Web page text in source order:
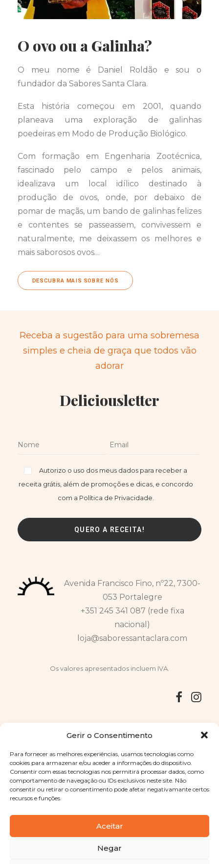
Gerir o Consentimento
Para fornecer as melhores experiências, usamos tecnologias como
cookies para armazenar e/ou aceder a informações do dispositivo.
Consentir com essas tecnologias nos permitirá processar dados, como
comportamento de navegação ou IDs exclusivos neste site. Não
consentir ou retirar o consentimento pode afetar negativamante certos
recursos e funções.
Aceitar
Negar
O ovo ou a Galinha?
O meu nome é Daniel Roldão e sou o
fundador da Sabores Santa Clara.
Esta história começou em 2001, quando
planeava uma exploração de galinhas
poedeiras em Modo de Produção Biológico.
Com formação em Engenharia Zootécnica,
fascinado pelo campo e pelos animais,
idealizava um local idílico destinado à
produção de ovos, onde, por debaixo de
pomar de maçãs, um bando de galinhas felizes
e contentes se passeassem, convivessem e
naturalmente, me deixassem os melhores e
mais saborosos ovos…
DESCUBRA MAIS SOBRE NÓS
Receba a sugestão para uma sobremesa
simples e cheia de graça que todos vão
adorar
Deliciousletter
Autorizo o uso dos meus dados para receber a
receita grátis, além de promoções e dicas, e concordo
com a Política de Privacidade.
Avenida Francisco Fino, nº22, 7300-
053 Portalegre
+351 245 341 087 (rede fixa
nacional)
loja@saboressantaclara.com
Os valores apresentados incluem IVA.
Copyright © 2025 Sabores Santa Clara
. Todos os direitos
reservadosPolítica de Privacidade |Termos e condições
Designed byShift Your Branding Agency